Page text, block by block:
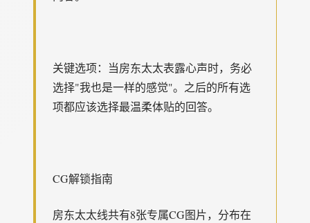
关键选项：当房东太太表露心声时，务必
选择"我也是一样的感觉"。之后的所有选
项都应该选择最温柔体贴的回答。
CG解锁指南
房东太太线共有8张专属CG图片，分布在